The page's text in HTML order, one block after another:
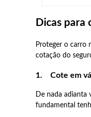
Dicas para
Proteger o carro
cotação do
1. Cote em
De nada adianta
fundamental